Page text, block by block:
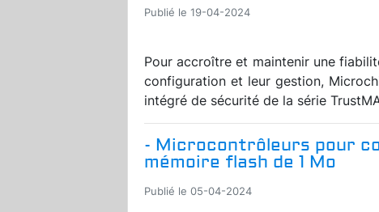
Publié le 19-04-2024
Pour accroître et maintenir une
configuration et leur gestion,
intégré de sécurité de la série
- Microcontrôleurs pour
mémoire flash de 1 Mo
Publié le 05-04-2024